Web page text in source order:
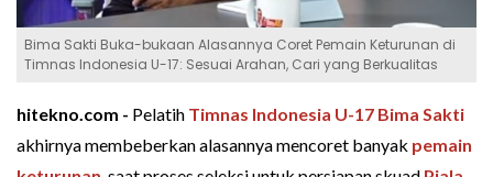
Bima Sakti Buka-bukaan Alasannya Coret Pemain Keturunan di
Timnas Indonesia U-17: Sesuai Arahan, Cari yang Berkualitas
hitekno.com - Pelatih Timnas Indonesia U-17 Bima Sakti
akhirnya membeberkan alasannya mencoret banyak pemain